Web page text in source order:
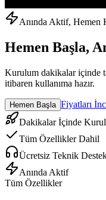
Anında Aktif, Hemen
Hemen Başla,
Kurulum dakikalar içinde
itibaren kullanıma hazır.
Hemen Başla Fiyatları
Dakikalar İçinde
Tüm Özellikler Dahil
Ücretsiz Teknik
Anında Aktif
Tüm Özellikler